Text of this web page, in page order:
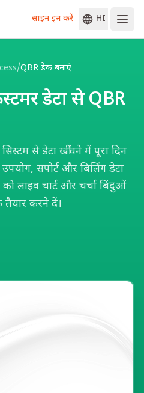
साइन इन करें HI
/QBR डेक बनाएं
डेटा से QBR
से डेटा खींचने में पूरा दिन
सपोर्ट और बिलिंग डेटा
लाइव चार्ट और चर्चा बिंदुओं
तैयार करने दें।